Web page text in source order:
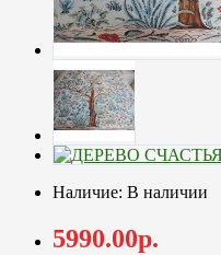
Наличие: В наличии
5990.00р.